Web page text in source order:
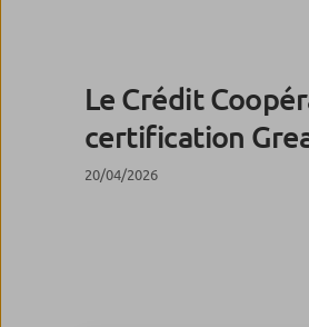
Le Crédit
certification
20/04/2026